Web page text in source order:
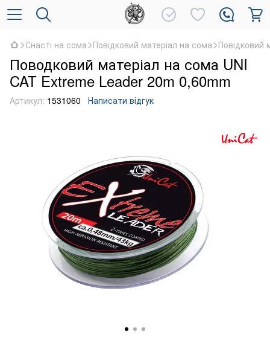
Снасті на сома Повідковий матеріал на сома Повідковий
Поводковий матеріал на сома UNI
CAT Extreme Leader 20m 0,60mm
Артикул: 1531060 Написати відгук